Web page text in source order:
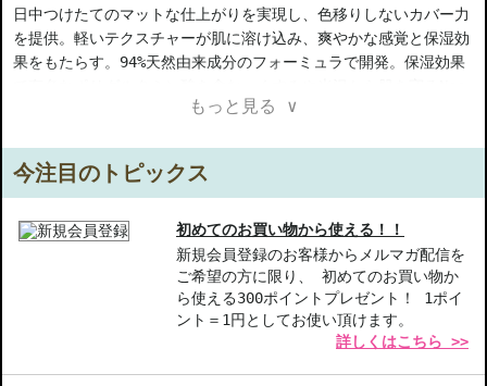
日中つけたてのマットな仕上がりを実現し、色移りしないカバー力
を提供。軽いテクスチャーが肌に溶け込み、爽やかな感覚と保湿効
果をもたらす。94%天然由来成分のフォーミュラで開発。保湿効果
skinパウダーを配合。YSL Beauty Ourika Community Gardens
効果がある。全ての肌タイプに適しています。
◇こちらの商品は代引きでの発送ができかねます。代引きでご注文
いただいた場合は、コンビニ後払いに変更をさせて頂きます。コン
ビニ後払いには、決済代行会社による審査がございます。予めご了
◇こちらの商品は、ヤマト運輸、佐川急便もしくは日本郵便で発送
をさせて頂きます。配送便のご指定はできません。
◇お届け日・お時間帯指定は承っておりません。
もっと見る ∨
今注目のトピックス
初めてのお買い物から使える！！
新規会員登録のお客様からメルマガ配信を
ご希望の方に限り、 初めてのお買い物か
ら使える300ポイントプレゼント！ 1ポイ
ント＝1円としてお使い頂けます。
詳しくはこちら >>